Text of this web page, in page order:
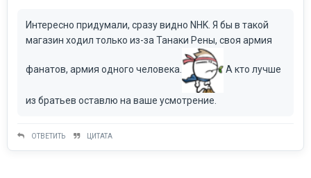
Интересно придумали, сразу видно NHK. Я бы в такой
магазин ходил только из-за Танаки Рены, своя армия
фанатов, армия одного человека. А кто лучше
из братьев оставлю на ваше усмотрение.
ОТВЕТИТЬ ЦИТАТА